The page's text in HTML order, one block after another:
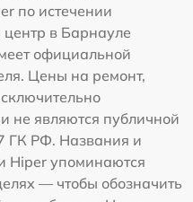
по истечении
в Барнауле
официальной
Цены на ремонт,
не являются публичной
ГК РФ. Названия и
Hiper упоминаются
— чтобы обозначить